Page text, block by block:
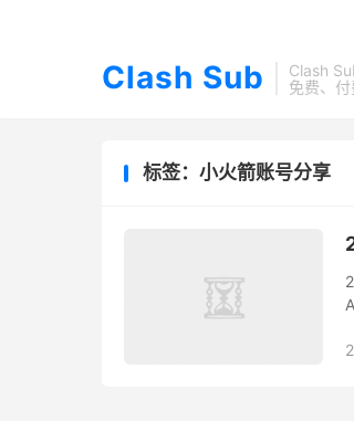
Clash Sub
Clash
免费、
标签：小火箭账号分享